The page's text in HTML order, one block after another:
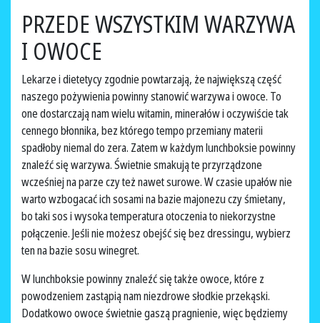
PRZEDE WSZYSTKIM WARZYWA
I OWOCE
Lekarze i dietetycy zgodnie powtarzają, że największą część
naszego pożywienia powinny stanowić warzywa i owoce. To
one dostarczają nam wielu witamin, minerałów i oczywiście tak
cennego błonnika, bez którego tempo przemiany materii
spadłoby niemal do zera. Zatem w każdym lunchboksie powinny
znaleźć się warzywa. Świetnie smakują te przyrządzone
wcześniej na parze czy też nawet surowe. W czasie upałów nie
warto wzbogacać ich sosami na bazie majonezu czy śmietany,
bo taki sos i wysoka temperatura otoczenia to niekorzystne
połączenie. Jeśli nie możesz obejść się bez dressingu, wybierz
ten na bazie sosu winegret.
W lunchboksie powinny znaleźć się także owoce, które z
powodzeniem zastąpią nam niezdrowe słodkie przekąski.
Dodatkowo owoce świetnie gaszą pragnienie, więc będziemy